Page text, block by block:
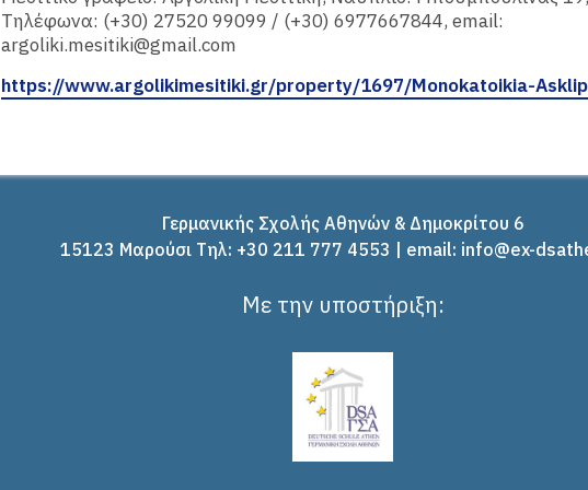
Tηλέφωνα: (+30) 27520 99099 / (+30) 6977667844, email:
argoliki.mesitiki@gmail.com
https://www.argolikimesitiki.gr/property/1697/Monokatoikia-
Γερμανικής Σχολής Αθηνών & Δημοκρίτου 6
15123 Μαρούσι Tηλ: +30 211 777 4553 | email: info@ex-
Με την υποστήριξη: